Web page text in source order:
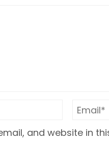
and website in